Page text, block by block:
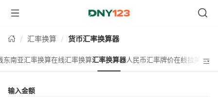
台湾
汇率换算 货币汇率换算器
东南亚汇率换算在线汇率换算汇率换算器人民币汇率牌价在线拉美汇率
输入金额